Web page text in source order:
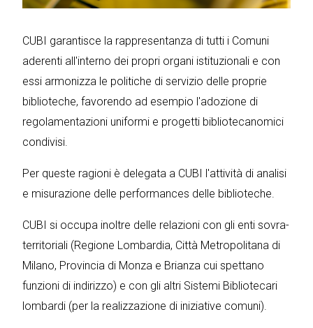
CUBI garantisce la rappresentanza di tutti i Comuni
aderenti all'interno dei propri organi istituzionali e con
essi armonizza le politiche di servizio delle proprie
biblioteche, favorendo ad esempio l'adozione di
regolamentazioni uniformi e progetti bibliotecanomici
condivisi.
Per queste ragioni è delegata a CUBI l'attività di analisi
e misurazione delle performances delle biblioteche.
CUBI si occupa inoltre delle relazioni con gli enti sovra-
territoriali (Regione Lombardia, Città Metropolitana di
Milano, Provincia di Monza e Brianza cui spettano
funzioni di indirizzo) e con gli altri Sistemi Bibliotecari
lombardi (per la realizzazione di iniziative comuni).